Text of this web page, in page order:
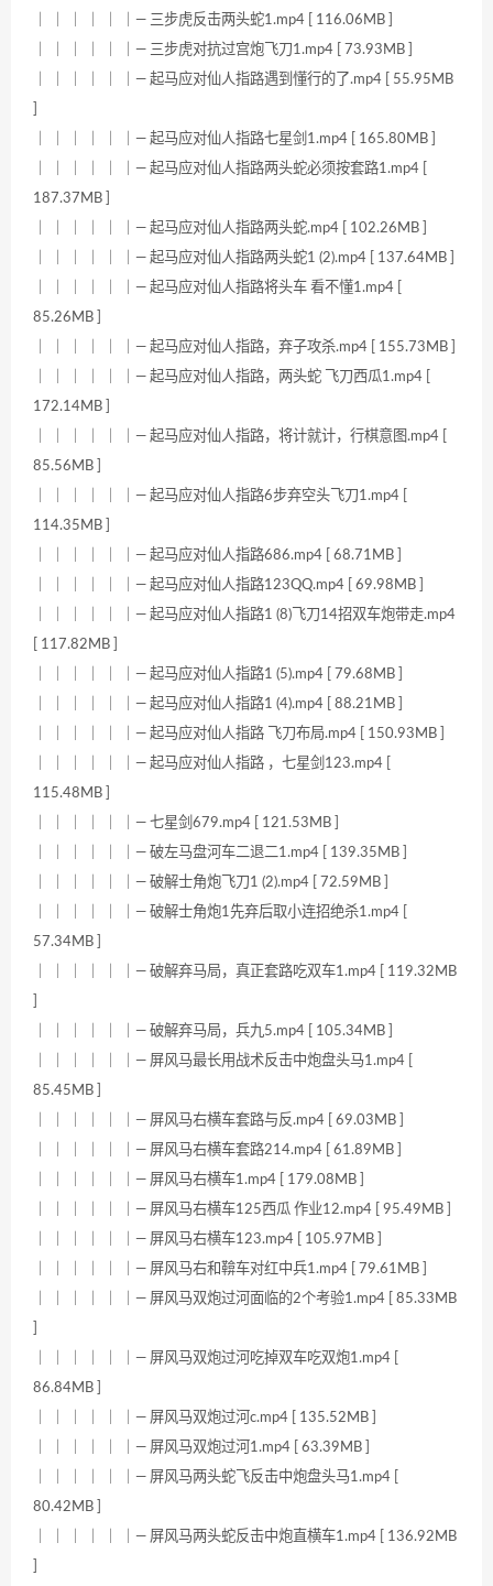
｜ ｜ ｜ ｜ ｜ ｜— 三步虎反击两头蛇1.mp4 [ 116.06MB ]
｜ ｜ ｜ ｜ ｜ ｜— 三步虎对抗过宫炮飞刀1.mp4 [ 73.93MB ]
｜ ｜ ｜ ｜ ｜ ｜— 起马应对仙人指路遇到懂行的了.mp4 [ 55.95MB
｜ ｜ ｜ ｜ ｜ ｜— 起马应对仙人指路七星剑1.mp4 [ 165.80MB ]
｜ ｜ ｜ ｜ ｜ ｜— 起马应对仙人指路两头蛇必须按套路1.mp4 [
187.37MB ]
｜ ｜ ｜ ｜ ｜ ｜— 起马应对仙人指路两头蛇.mp4 [ 102.26MB ]
｜ ｜ ｜ ｜ ｜ ｜— 起马应对仙人指路两头蛇1 (2).mp4 [ 137.64MB ]
｜ ｜ ｜ ｜ ｜ ｜— 起马应对仙人指路将头车 看不懂1.mp4 [
85.26MB ]
｜ ｜ ｜ ｜ ｜ ｜— 起马应对仙人指路，弃子攻杀.mp4 [ 155.73MB ]
｜ ｜ ｜ ｜ ｜ ｜— 起马应对仙人指路，两头蛇 飞刀西瓜1.mp4 [
172.14MB ]
｜ ｜ ｜ ｜ ｜ ｜— 起马应对仙人指路，将计就计，行棋意图.mp4 [
85.56MB ]
｜ ｜ ｜ ｜ ｜ ｜— 起马应对仙人指路6步弃空头飞刀1.mp4 [
114.35MB ]
｜ ｜ ｜ ｜ ｜ ｜— 起马应对仙人指路686.mp4 [ 68.71MB ]
｜ ｜ ｜ ｜ ｜ ｜— 起马应对仙人指路123QQ.mp4 [ 69.98MB ]
｜ ｜ ｜ ｜ ｜ ｜— 起马应对仙人指路1 (8)飞刀14招双车炮带走.mp4
[ 117.82MB ]
｜ ｜ ｜ ｜ ｜ ｜— 起马应对仙人指路1 (5).mp4 [ 79.68MB ]
｜ ｜ ｜ ｜ ｜ ｜— 起马应对仙人指路1 (4).mp4 [ 88.21MB ]
｜ ｜ ｜ ｜ ｜ ｜— 起马应对仙人指路 飞刀布局.mp4 [ 150.93MB ]
｜ ｜ ｜ ｜ ｜ ｜— 起马应对仙人指路 ，七星剑123.mp4 [
115.48MB ]
｜ ｜ ｜ ｜ ｜ ｜— 七星剑679.mp4 [ 121.53MB ]
｜ ｜ ｜ ｜ ｜ ｜— 破左马盘河车二退二1.mp4 [ 139.35MB ]
｜ ｜ ｜ ｜ ｜ ｜— 破解士角炮飞刀1 (2).mp4 [ 72.59MB ]
｜ ｜ ｜ ｜ ｜ ｜— 破解士角炮1先弃后取小连招绝杀1.mp4 [
57.34MB ]
｜ ｜ ｜ ｜ ｜ ｜— 破解弃马局，真正套路吃双车1.mp4 [ 119.32MB
｜ ｜ ｜ ｜ ｜ ｜— 破解弃马局，兵九5.mp4 [ 105.34MB ]
｜ ｜ ｜ ｜ ｜ ｜— 屏风马最长用战术反击中炮盘头马1.mp4 [
85.45MB ]
｜ ｜ ｜ ｜ ｜ ｜— 屏风马右横车套路与反.mp4 [ 69.03MB ]
｜ ｜ ｜ ｜ ｜ ｜— 屏风马右横车套路214.mp4 [ 61.89MB ]
｜ ｜ ｜ ｜ ｜ ｜— 屏风马右横车1.mp4 [ 179.08MB ]
｜ ｜ ｜ ｜ ｜ ｜— 屏风马右横车125西瓜 作业12.mp4 [ 95.49MB ]
｜ ｜ ｜ ｜ ｜ ｜— 屏风马右横车123.mp4 [ 105.97MB ]
｜ ｜ ｜ ｜ ｜ ｜— 屏风马右和鞥车对红中兵1.mp4 [ 79.61MB ]
｜ ｜ ｜ ｜ ｜ ｜— 屏风马双炮过河面临的2个考验1.mp4 [ 85.33MB
｜ ｜ ｜ ｜ ｜ ｜— 屏风马双炮过河吃掉双车吃双炮1.mp4 [
86.84MB ]
｜ ｜ ｜ ｜ ｜ ｜— 屏风马双炮过河c.mp4 [ 135.52MB ]
｜ ｜ ｜ ｜ ｜ ｜— 屏风马双炮过河1.mp4 [ 63.39MB ]
｜ ｜ ｜ ｜ ｜ ｜— 屏风马两头蛇飞反击中炮盘头马1.mp4 [
80.42MB ]
｜ ｜ ｜ ｜ ｜ ｜— 屏风马两头蛇反击中炮直横车1.mp4 [ 136.92MB